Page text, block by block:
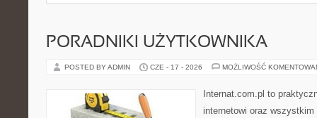
PORADNIKI UŻYTKOWNIKA
POSTED BY ADMIN CZE - 17 - 2026 MOŻLIWOŚĆ
Internat.com.pl to
internetowi oraz